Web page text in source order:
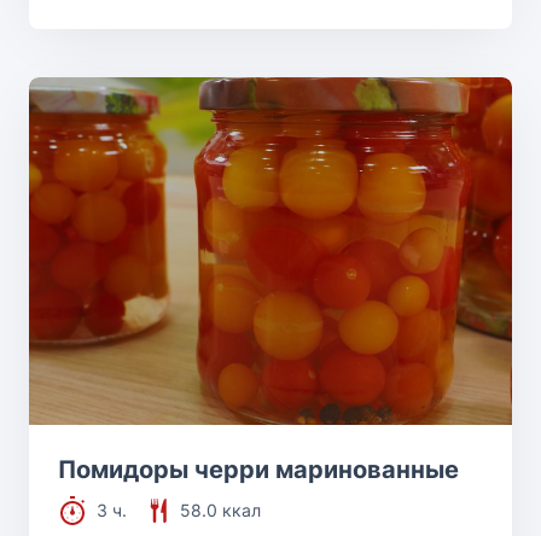
Помидоры черри маринованные
3 ч.
58.0 ккал